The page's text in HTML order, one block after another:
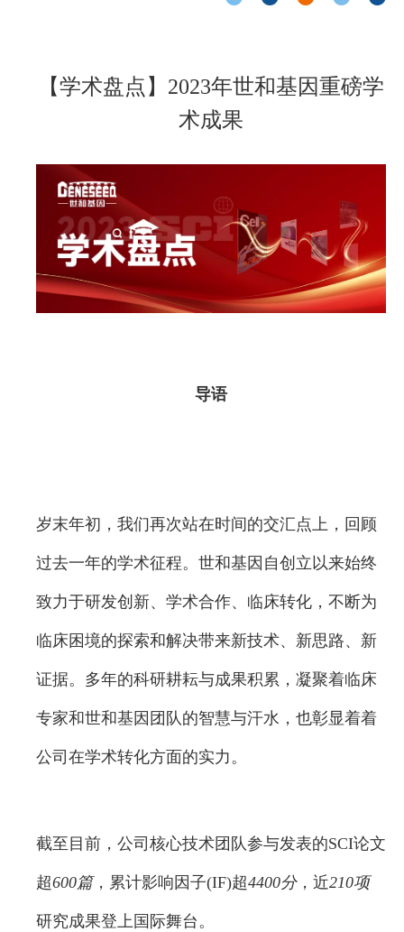
【学术盘点】2023年世和基因重磅学
术成果
导语
岁末年初，我们再次站在时间的交汇点上，回顾
过去一年的学术征程。世和基因自创立以来始终
致力于研发创新、学术合作、临床转化，不断为
临床困境的探索和解决带来新技术、新思路、新
证据。多年的科研耕耘与成果积累，凝聚着临床
专家和世和基因团队的智慧与汗水，也彰显着着
公司在学术转化方面的实力。
截至目前，公司核心技术团队参与发表的SCI论文
超600篇，累计影响因子(IF)超4400分，近210项
研究成果登上国际舞台。